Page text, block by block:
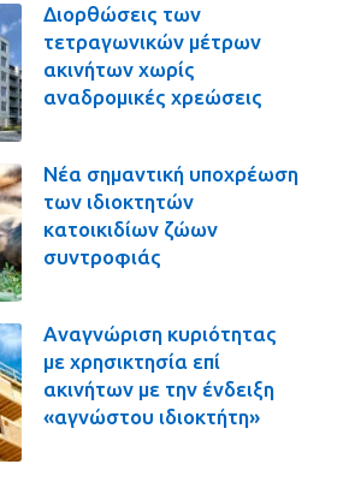
Διορθώσεις των
τετραγωνικών μέτρων
ακινήτων χωρίς
αναδρομικές χρεώσεις
Νέα σημαντική υποχρέωση
των ιδιοκτητών
κατοικιδίων ζώων
συντροφιάς
Αναγνώριση κυριότητας
με χρησικτησία επί
ακινήτων με την ένδειξη
«αγνώστου ιδιοκτήτη»